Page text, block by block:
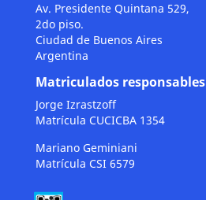
Av. Presidente Quintana 529,
2do piso.
Ciudad de Buenos Aires
Argentina
Matriculados responsables
Jorge Izrastzoff
Matrícula CUCICBA 1354
Mariano Geminiani
Matrícula CSI 6579